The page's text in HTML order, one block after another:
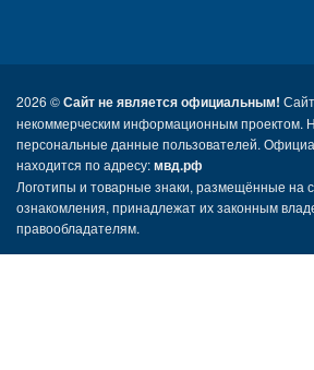
2026 ©Сайт не является официальным!
некоммерческим информационным проектом.
персональные данные пользователей.
находится по адресу:мвд.рф
Логотипы и товарные знаки, размещённые на
ознакомления, принадлежат их законным
правообладателям.